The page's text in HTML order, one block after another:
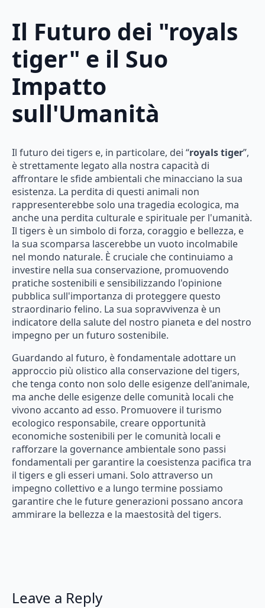
Il Futuro dei "royals
tiger" e il Suo
Impatto
sull'Umanità
Il futuro dei tigers e, in particolare, dei “royals tiger”,
è strettamente legato alla nostra capacità di
affrontare le sfide ambientali che minacciano la sua
esistenza. La perdita di questi animali non
rappresenterebbe solo una tragedia ecologica, ma
anche una perdita culturale e spirituale per l'umanità.
Il tigers è un simbolo di forza, coraggio e bellezza, e
la sua scomparsa lascerebbe un vuoto incolmabile
nel mondo naturale. È cruciale che continuiamo a
investire nella sua conservazione, promuovendo
pratiche sostenibili e sensibilizzando l'opinione
pubblica sull'importanza di proteggere questo
straordinario felino. La sua sopravvivenza è un
indicatore della salute del nostro pianeta e del nostro
impegno per un futuro sostenibile.
Guardando al futuro, è fondamentale adottare un
approccio più olistico alla conservazione del tigers,
che tenga conto non solo delle esigenze dell'animale,
ma anche delle esigenze delle comunità locali che
vivono accanto ad esso. Promuovere il turismo
ecologico responsabile, creare opportunità
economiche sostenibili per le comunità locali e
rafforzare la governance ambientale sono passi
fondamentali per garantire la coesistenza pacifica tra
il tigers e gli esseri umani. Solo attraverso un
impegno collettivo e a lungo termine possiamo
garantire che le future generazioni possano ancora
ammirare la bellezza e la maestosità del tigers.
Leave a Reply